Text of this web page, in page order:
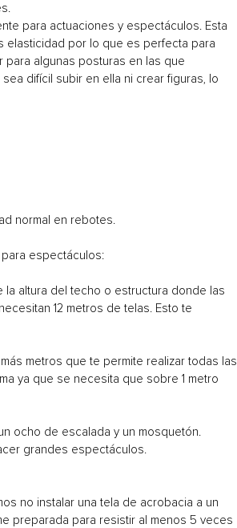
para actuaciones y espectáculos. Esta
elasticidad por lo que es perfecta para
algunas posturas en las que
difícil subir en ella ni crear figuras, lo
normal en rebotes.
espectáculos:
altura del techo o estructura donde las
12 metros de telas. Esto te
metros que te permite realizar todas las
ya que se necesita que sobre 1 metro
ocho de escalada y un mosquetón.
grandes espectáculos.
no instalar una tela de acrobacia a un
preparada para resistir al menos 5 veces